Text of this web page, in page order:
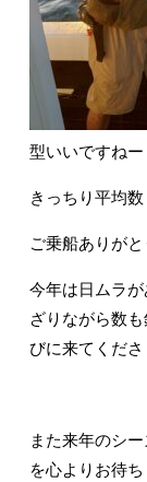
型いいですねー
きっちり平均
ご乗船ありが
今年は日ムラ
ざりながら数
びに来てくだ
また来年のシ
を心よりお待